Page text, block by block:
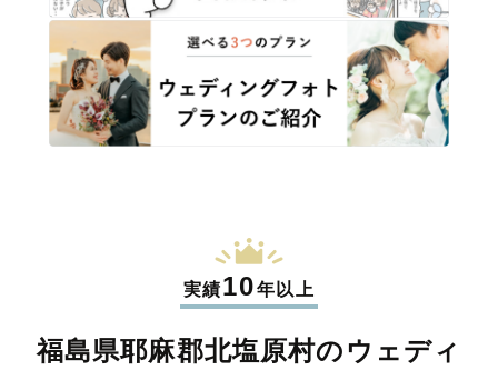
実績10年以上
福島県耶麻郡北塩原村のウェディ